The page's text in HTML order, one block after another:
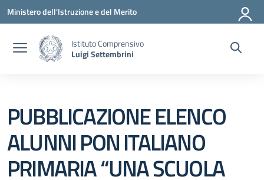
Vai ai contenuti
Vai al menu di navigazione
Vai al footer
Ministero dell'Istruzione e del Merito
Istituto Comprensivo
Luigi Settembrini
PUBBLICAZIONE ELENCO
ALUNNI PON ITALIANO
PRIMARIA “UNA SCUOLA